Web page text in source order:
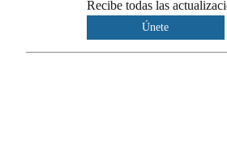
Recibe todas las
Únete